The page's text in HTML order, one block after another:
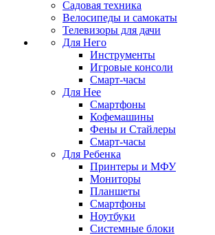
Садовая техника
Велосипеды и самокаты
Телевизоры для дачи
Для Него
Инструменты
Игровые консоли
Смарт-часы
Для Нее
Смартфоны
Кофемашины
Фены и Стайлеры
Смарт-часы
Для Ребенка
Принтеры и МФУ
Мониторы
Планшеты
Смартфоны
Ноутбуки
Системные блоки